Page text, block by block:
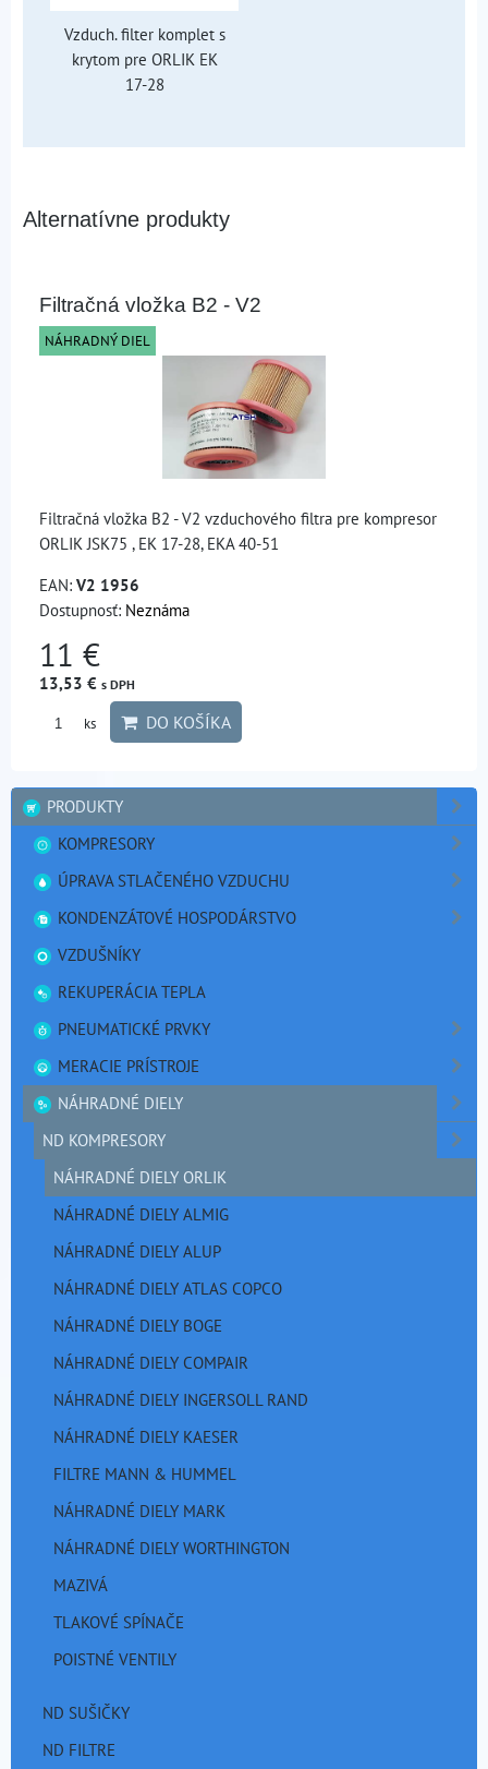
Vzduch. filter komplet s
krytom pre ORLIK EK
17-28
Alternatívne produkty
Filtračná vložka B2 - V2
NÁHRADNÝ DIEL
Filtračná vložka B2 - V2 vzduchového filtra pre kompresor
ORLIK JSK75 , EK 17-28, EKA 40-51
EAN: V2 1956
Dostupnosť: Neznáma
11 €
13,53 € s DPH
ks DO KOŠÍKA
PRODUKTY
KOMPRESORY
ÚPRAVA STLAČENÉHO VZDUCHU
KONDENZÁTOVÉ HOSPODÁRSTVO
VZDUŠNÍKY
REKUPERÁCIA TEPLA
PNEUMATICKÉ PRVKY
MERACIE PRÍSTROJE
NÁHRADNÉ DIELY
ND KOMPRESORY
NÁHRADNÉ DIELY ORLIK
NÁHRADNÉ DIELY ALMIG
NÁHRADNÉ DIELY ALUP
NÁHRADNÉ DIELY ATLAS COPCO
NÁHRADNÉ DIELY BOGE
NÁHRADNÉ DIELY COMPAIR
NÁHRADNÉ DIELY INGERSOLL RAND
NÁHRADNÉ DIELY KAESER
FILTRE MANN & HUMMEL
NÁHRADNÉ DIELY MARK
NÁHRADNÉ DIELY WORTHINGTON
MAZIVÁ
TLAKOVÉ SPÍNAČE
POISTNÉ VENTILY
ND SUŠIČKY
ND FILTRE